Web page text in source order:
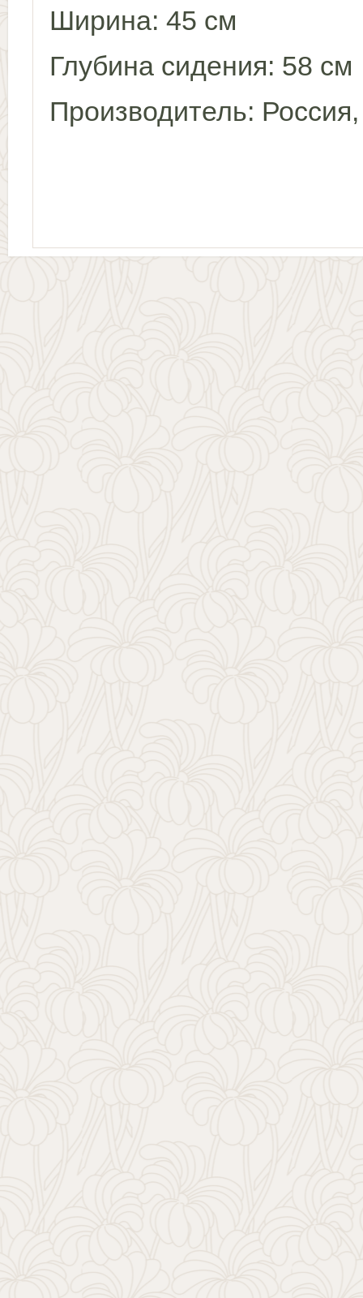
Ширина: 45 см
Глубина сидения: 58 см
Производитель: